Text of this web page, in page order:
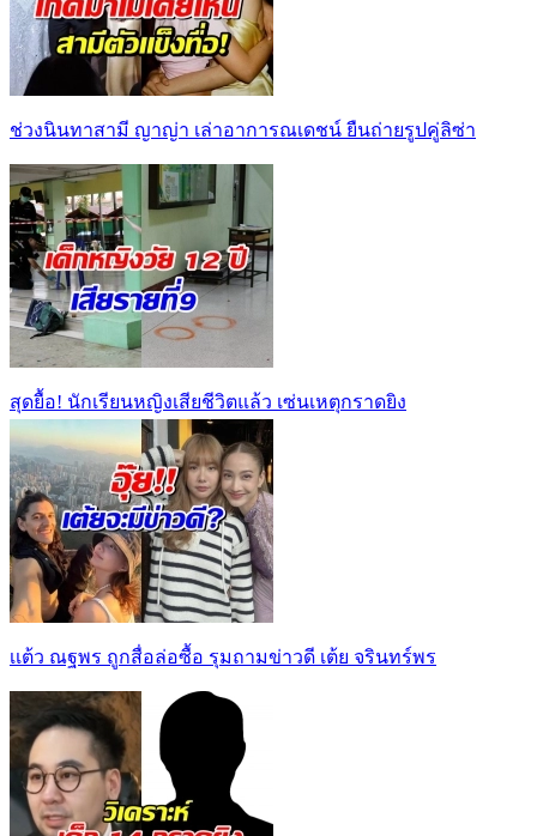
ช่วงนินทาสามี ญาญ่า เล่าอาการณเดชน์ ยืนถ่ายรูปคู่ลิซ่า
สุดยื้อ! นักเรียนหญิงเสียชีวิตแล้ว เซ่นเหตุกราดยิง
เเต้ว ณฐพร ถูกสื่อล่อซื้อ รุมถามข่าวดี เต้ย จรินทร์พร